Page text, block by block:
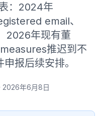
：2024年
email、
2026年现有董
推迟到不
报后续安排。
2026年6月8日